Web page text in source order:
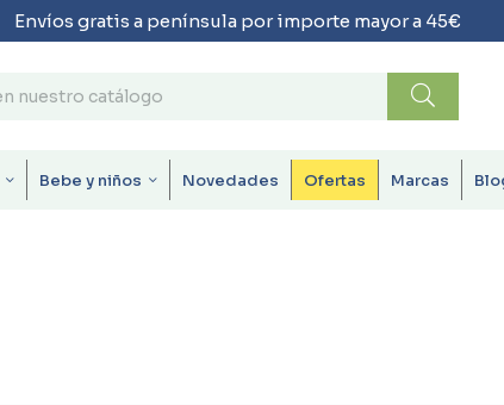
Envíos gratis a península por importe mayor a 45€
Bebe y niños Novedades Ofertas Marcas